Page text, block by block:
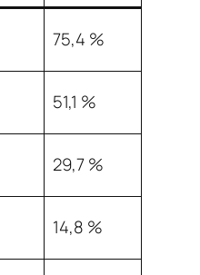
75,4 %
51,1 %
29,7 %
14,8 %